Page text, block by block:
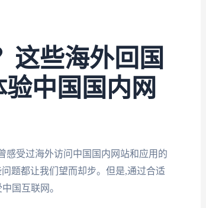
这些海外回国
中国国内网
感受过海外访问中国国内网站和应用的
题都让我们望而却步。但是,通过合适
国互联网。